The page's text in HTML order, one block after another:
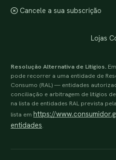
Cancele a sua subscrição
Lojas
Resolução Alternativa de Litígios.
pode recorrer a uma entidade de
Consumo (RAL) — entidades
conciliação e arbitragem de litígios
na lista de entidades RAL prevista
lista em https://
entidades.